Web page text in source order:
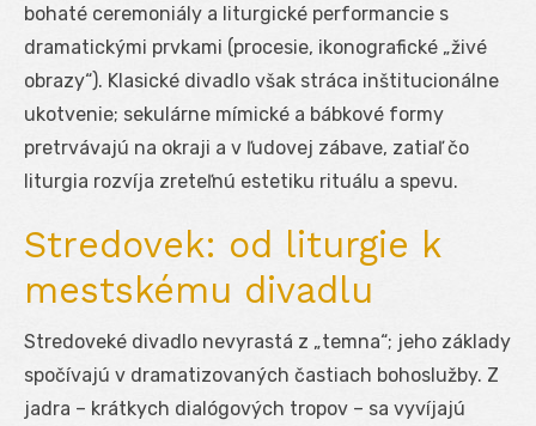
bohaté ceremoniály a liturgické performancie s
dramatickými prvkami (procesie, ikonografické „živé
obrazy“). Klasické divadlo však stráca inštitucionálne
ukotvenie; sekulárne mímické a bábkové formy
pretrvávajú na okraji a v ľudovej zábave, zatiaľ čo
liturgia rozvíja zreteľnú estetiku rituálu a spevu.
Stredovek: od liturgie k
mestskému divadlu
Stredoveké divadlo nevyrastá z „temna“; jeho základy
spočívajú v dramatizovaných častiach bohoslužby. Z
jadra – krátkych dialógových tropov – sa vyvíjajú